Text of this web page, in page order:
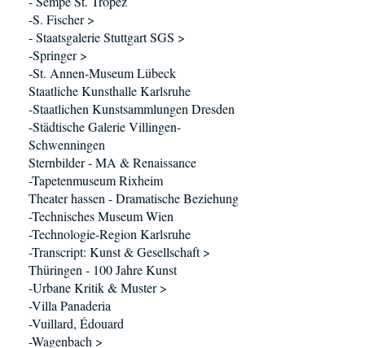
-S. Fischer >
- Staatsgalerie Stuttgart SGS >
-Springer >
-St. Annen-Museum Lübeck
Staatliche Kunsthalle Karlsruhe
-Staatlichen Kunstsammlungen Dresden
-Städtische Galerie Villingen-
Schwenningen
Sternbilder - MA & Renaissance
-Tapetenmuseum Rixheim
Theater hassen - Dramatische Beziehung
-Technisches Museum Wien
-Technologie-Region Karlsruhe
-Transcript: Kunst & Gesellschaft >
Thüringen - 100 Jahre Kunst
-Urbane Kritik & Muster >
-Villa Panaderia
-Vuillard, Édouard
-Wagenbach >